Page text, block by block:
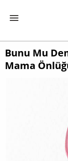
Bunu Mu
Mama